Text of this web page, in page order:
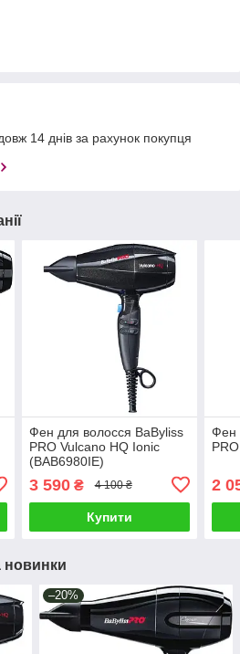
14 днів за рахунок покупця
Фен для волосся BaByliss
PRO Vulcano HQ Ionic
(BAB6980IE)
3 590₴ 4 100 ₴
Купити
Фен
2
новинки
–20%